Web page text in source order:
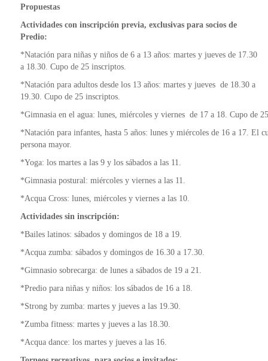
Propuestas
Actividades con inscripción previa, exclusivas para socios de
Predio:
*Natación para niñas y niños de 6 a 13 años: martes y jueves de 17.30
a 18.30. Cupo de 25 inscriptos.
*Natación para adultos desde los 13 años: martes y jueves de 18.30 a
19.30. Cupo de 25 inscriptos.
*Gimnasia en el agua: lunes, miércoles y viernes de 17 a 18. Cupo de
*Natación para infantes, hasta 5 años: lunes y miércoles de 16 a 17. El
persona mayor.
*Yoga: los martes a las 9 y los sábados a las 11.
*Gimnasia postural: miércoles y viernes a las 11.
*Acqua Cross: lunes, miércoles y viernes a las 10.
Actividades sin inscripción:
*Bailes latinos: sábados y domingos de 18 a 19.
*Acqua zumba: sábados y domingos de 16.30 a 17.30.
*Gimnasio sobrecarga: de lunes a sábados de 19 a 21.
*Predio para niñas y niños: los sábados de 16 a 18.
*Strong by zumba: martes y jueves a las 19.30.
*Zumba fitness: martes y jueves a las 18.30.
*Acqua dance: los martes y jueves a las 16.